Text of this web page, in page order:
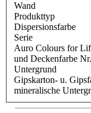
Wand
Produkttyp
Dispersionsfarbe
Serie
Auro Colours for
und Deckenfarbe
Untergrund
Gipskarton- u.
mineralische